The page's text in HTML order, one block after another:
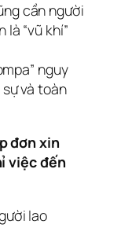
cần người
“vũ khí”
nguy
và toàn
đơn xin
việc đến
lao